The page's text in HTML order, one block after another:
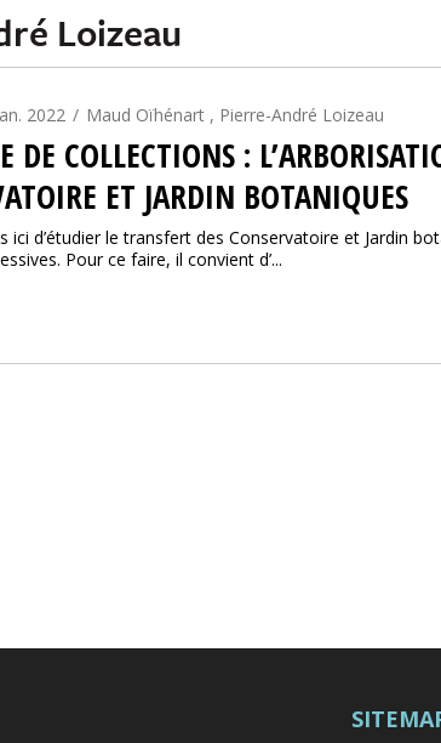
Loizeau
2022 Maud Oïhénart , Pierre-André Loizeau
DE COLLECTIONS :
ET JARDIN BOTANIQUES
ici d’étudier le transfert des Conservatoire et Jardin
Pour ce faire, il convient d’...